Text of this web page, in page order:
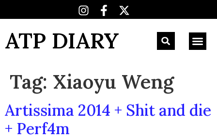
ATP DIARY
Tag: Xiaoyu Weng
Artissima 2014 + Shit and die
+ Perf4m